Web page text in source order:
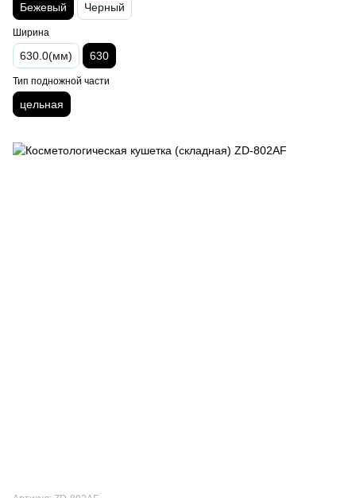
Бежевый Черный
Ширина
630.0(мм) 630
Тип подножной части
цельная